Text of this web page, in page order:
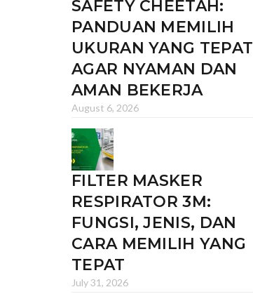
SAFETY CHEETAH:
PANDUAN MEMILIH
UKURAN YANG TEPAT
AGAR NYAMAN DAN
AMAN BEKERJA
August 6, 2026
FILTER MASKER
RESPIRATOR 3M:
FUNGSI, JENIS, DAN
CARA MEMILIH YANG
TEPAT
July 31, 2026